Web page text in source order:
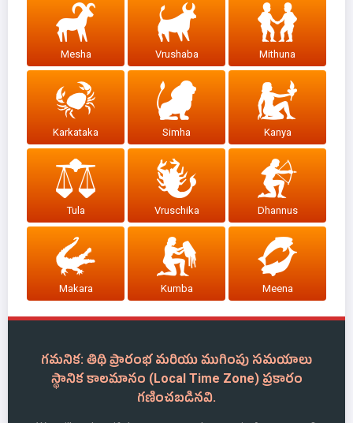
Mesha Vrushaba Mithuna
Karkataka Simha Kanya
Tula Vruschika Dhannus
Makara Kumba Meena
గమనిక: తిథి ప్రారంభ మరియు ముగింపు సమయాలు
స్థానిక కాలమానం (Local Time Zone) ప్రకారం
గణించబడినవి.